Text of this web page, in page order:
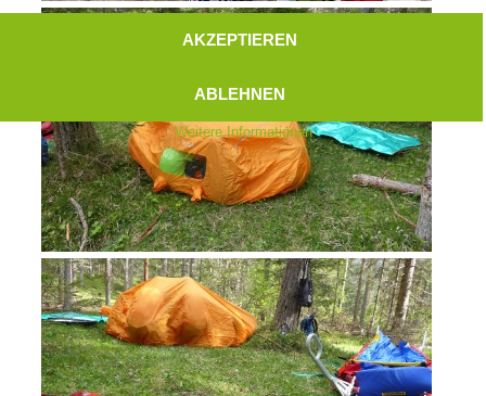
Aktuell
AKZEPTIEREN
ABLEHNEN
Weitere Informationen